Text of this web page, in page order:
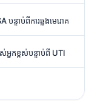
ន្ទាប់ពីការឆ្លងមេរោគ
អ្នកខ្ពស់បន្ទាប់ពី UTI